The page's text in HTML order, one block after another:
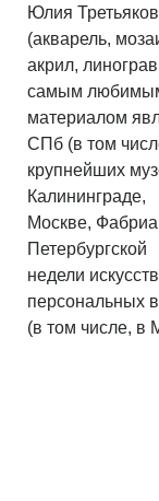
Юлия
(акварель,
акрил,
самым
материалом
СПб (в том
крупнейших
Калининграде,
Москве,
Петербургской
недели
персональных
(в том числе, в